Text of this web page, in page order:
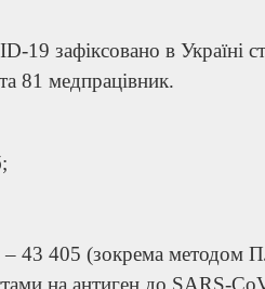
19 зафіксовано в Україні
81 медпрацівник.
– 43 405 (зокрема
на антиген до SARS-